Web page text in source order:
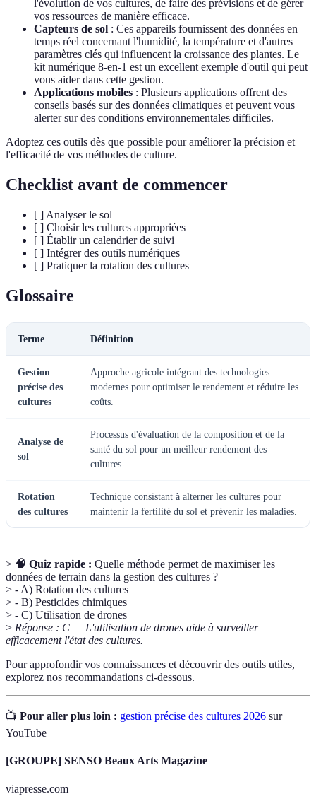
l'évolution de vos cultures, de faire des prévisions et de gérer
vos ressources de manière efficace.
Capteurs de sol : Ces appareils fournissent des données en
temps réel concernant l'humidité, la température et d'autres
paramètres clés qui influencent la croissance des plantes. Le
kit numérique 8-en-1 est un excellent exemple d'outil qui peut
vous aider dans cette gestion.
Applications mobiles : Plusieurs applications offrent des
conseils basés sur des données climatiques et peuvent vous
alerter sur des conditions environnementales difficiles.
Adoptez ces outils dès que possible pour améliorer la précision et
l'efficacité de vos méthodes de culture.
Checklist avant de commencer
[ ] Analyser le sol
[ ] Choisir les cultures appropriées
[ ] Établir un calendrier de suivi
[ ] Intégrer des outils numériques
[ ] Pratiquer la rotation des cultures
Glossaire
Terme Définition
Gestion
précise des
cultures
Approche agricole intégrant des technologies
modernes pour optimiser le rendement et réduire les
coûts.
Analyse de
sol
Processus d'évaluation de la composition et de la
santé du sol pour un meilleur rendement des
cultures.
Rotation
des cultures
Technique consistant à alterner les cultures pour
maintenir la fertilité du sol et prévenir les maladies.
> 🧠 Quiz rapide : Quelle méthode permet de maximiser les
données de terrain dans la gestion des cultures ?
> - A) Rotation des cultures
> - B) Pesticides chimiques
> - C) Utilisation de drones
> Réponse : C — L'utilisation de drones aide à surveiller
efficacement l'état des cultures.
Pour approfondir vos connaissances et découvrir des outils utiles,
explorez nos recommandations ci-dessous.
📺 Pour aller plus loin : gestion précise des cultures 2026 sur
YouTube
[GROUPE] SENSO Beaux Arts Magazine
viapresse.com